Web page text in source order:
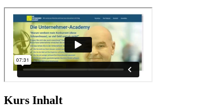
Kurs Inhalt